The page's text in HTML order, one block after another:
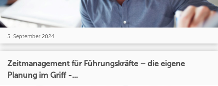
5. September 2024
Zeitmanagement für Führungskräfte – die eigene
Planung im Griff -...